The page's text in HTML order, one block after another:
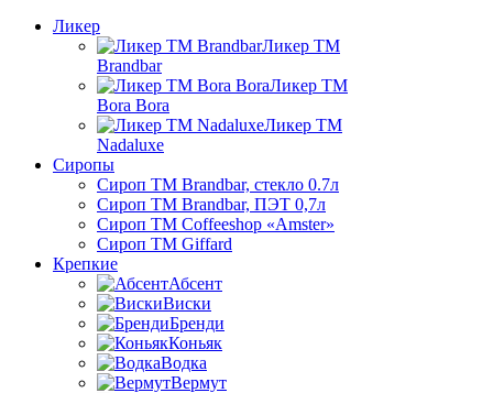
Ликер
Ликер ТМ
Brandbar
Ликер ТМ
Bora Bora
Ликер ТМ
Nadaluxe
Сиропы
Сироп TM Brandbar, стекло 0.7л
Сироп TM Brandbar, ПЭТ 0,7л
Сироп TM Coffeeshop «Amster»
Сироп TM Giffard
Крепкие
Абсент
Виски
Бренди
Коньяк
Водка
Вермут